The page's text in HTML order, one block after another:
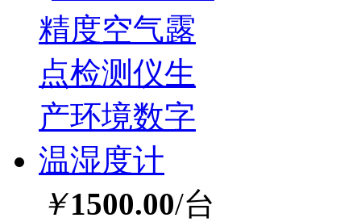
￥1500.00/台